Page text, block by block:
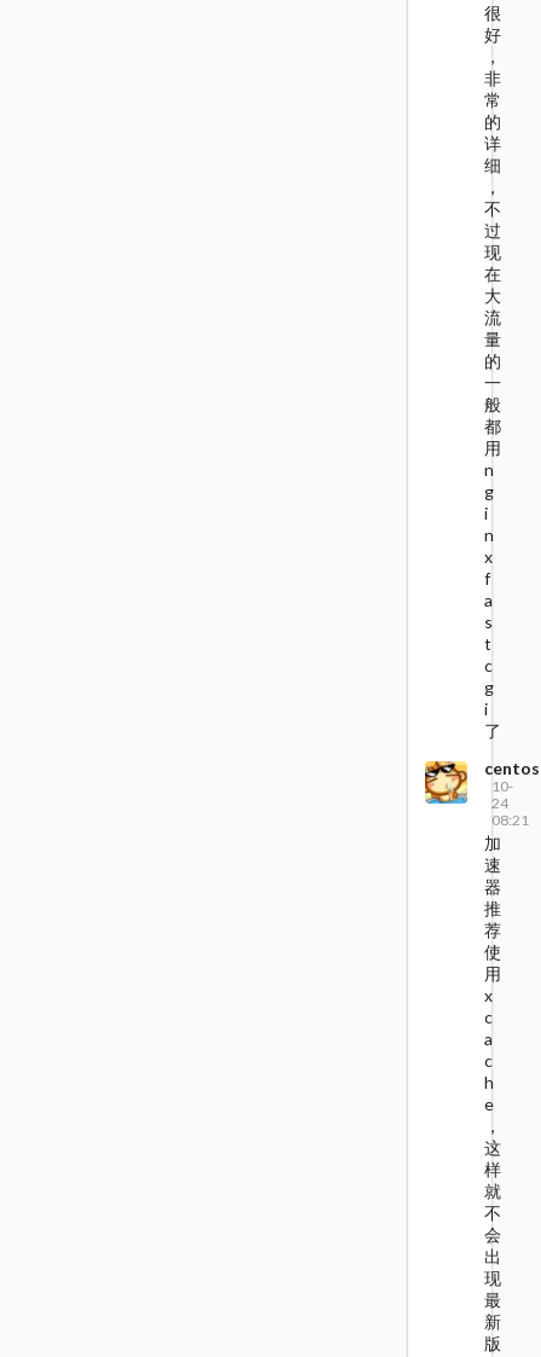
很
好
，
非
常
的
详
细
，
不
过
现
在
大
流
量
的
一
般
都
用
n
g
i
n
x
f
a
s
t
c
g
i
了
centos
10-
24
08:21
加
速
器
推
荐
使
用
x
c
a
c
h
e
，
这
样
就
不
会
出
现
最
新
版